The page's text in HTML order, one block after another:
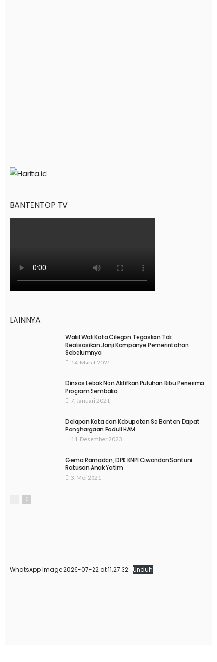
BANTENTOP TV
LAINNYA
Wakil Wali Kota Cilegon Tegaskan Tak
Realisasikan Janji Kampanye Pemerintahan
Sebelumnya
14, Maret 2021
Dinsos Lebak Non Aktifkan Puluhan Ribu Penerima
Program Sembako
7, Januari 2021
Delapan Kota dan Kabupaten Se Banten Dapat
Penghargaan Peduli HAM
11, Desember 2023
Gema Ramadan, DPK KNPI Ciwandan Santuni
Ratusan Anak Yatim
3, Mei 2021
WhatsApp Image 2026-07-22 at 11.27.32 Unduh